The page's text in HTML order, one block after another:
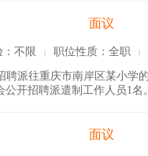
面议
：不限 | 职位性质：全职 |
派往重庆市南岸区某小学
公开招聘派遣制工作人员1
面议